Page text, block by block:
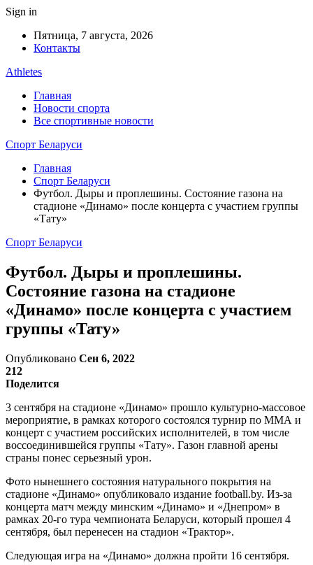
Sign in
Пятница, 7 августа, 2026
Контакты
Athletes
Главная
Новости спорта
Все спортивные новости
Спорт Беларуси
Главная
Спорт Беларуси
Футбол. Дыры и проплешины. Состояние газона на
стадионе «Динамо» после концерта с участием группы
«Тату»
Спорт Беларуси
Футбол. Дыры и проплешины.
Состояние газона на стадионе
«Динамо» после концерта с участием
группы «Тату»
Опубликовано Сен 6, 2022
212
Поделится
3 сентября на стадионе «Динамо» прошло культурно-массовое
мероприятие, в рамках которого состоялся турнир по ММА и
концерт с участием российских исполнителей, в том числе
воссоединившейся группы «Тату». Газон главной арены
страны понес серьезный урон.
Фото нынешнего состояния натурального покрытия на
стадионе «Динамо» опубликовало издание football.by. Из-за
концерта матч между минским «Динамо» и «Днепром» в
рамках 20-го тура чемпионата Беларуси, который прошел 4
сентября, был перенесен на стадион «Трактор».
Следующая игра на «Динамо» должна пройти 16 сентября.